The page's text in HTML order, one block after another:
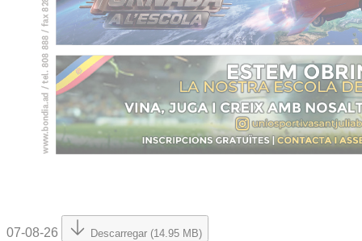
07-08-26 Descarregar (14.95 MB)